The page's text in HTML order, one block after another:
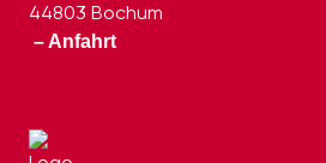
44803 Bochum
– Anfahrt